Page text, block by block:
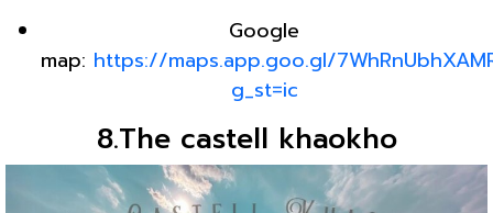
Google
map: https://maps.app.goo.gl/
g_st=ic
8.The castell khaokho